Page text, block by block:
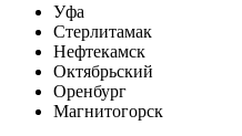
Уфа
Стерлитамак
Нефтекамск
Октябрьский
Оренбург
Магнитогорск